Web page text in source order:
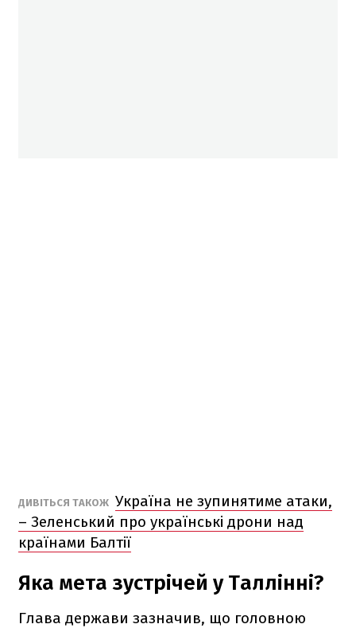
ДИВІТЬСЯ ТАКОЖ Україна не зупинятиме атаки,
– Зеленський про українські дрони над
країнами Балтії
Яка мета зустрічей у Таллінні?
Глава держави зазначив, що головною